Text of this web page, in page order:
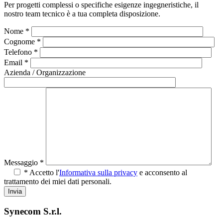
Per progetti complessi o specifiche esigenze ingegneristiche, il
nostro team tecnico è a tua completa disposizione.
Nome *
Cognome *
Telefono *
Email *
Azienda / Organizzazione
Messaggio *
* Accetto l'Informativa sulla privacy e acconsento al
trattamento dei miei dati personali.
Synecom S.r.l.